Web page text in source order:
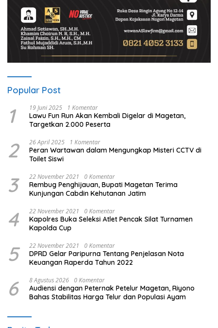
Popular Post
1 19 Juni 2025 1 Komentar
Lawu Fun Run Akan Kembali Digelar di Magetan,
Targetkan 2.000 Peserta
2 26 April 2025 1 Komentar
Peran Wartawan dalam Mengungkap Misteri CCTV di
Toilet Siswi
3 22 November 2021 0 Komentar
Rembug Penghijauan, Bupati Magetan Terima
Kunjungan Cabdin Kehutanan Jatim
4 22 November 2021 0 Komentar
Kapolres Buka Seleksi Atlet Pencak Silat Turnamen
Kapolda Cup
5 22 November 2021 0 Komentar
DPRD Gelar Paripurna Tentang Penjelasan Nota
Keuangan Raperda Tahun 2022
6 8 Agustus 2026 0 Komentar
Audiensi dengan Peternak Petelur Magetan, Riyono
Bahas Stabilitas Harga Telur dan Populasi Ayam